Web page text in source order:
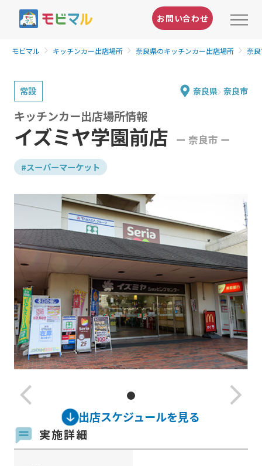
お問い合わせ
モビマル キッチンカー出店場所 奈良県のキッチンカー出店場所 奈
常設 奈良県 奈良市
イズミヤ学園前店 ー 奈良市 ー
キッチンカー出店場所情報
#スーパーマーケット
arrow_back_ios_new arrow_forward_ios
出店スケジュールを見る
実施詳細